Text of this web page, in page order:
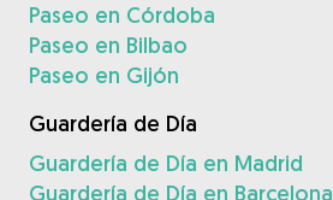
Paseo en Córdoba
Paseo en Bilbao
Paseo en Gijón
Guardería de Día
Guardería de Día en Madrid
Guardería de Día en Barcelona